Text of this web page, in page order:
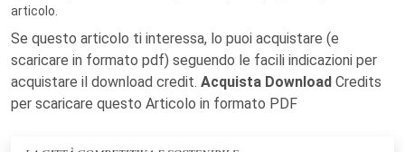
articolo.
Se questo articolo ti interessa, lo puoi acquistare (e
scaricare in formato pdf) seguendo le facili indicazioni per
acquistare il download credit. Acquista Download Credits
per scaricare questo Articolo in formato PDF